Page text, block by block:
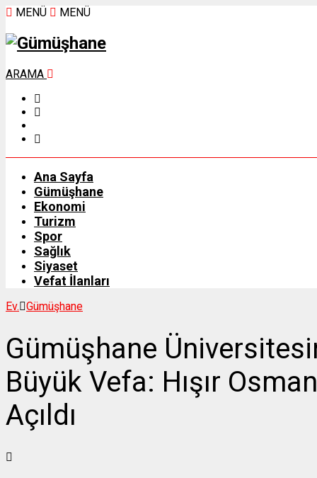
MENÜ MENÜ
ARAMA
Ana Sayfa
Gümüşhane
Ekonomi
Turizm
Spor
Sağlık
Siyaset
Vefat İlanları
Ev. Gümüşhane
Gümüşhane
Büyük Vefa: Hışır
Açıldı